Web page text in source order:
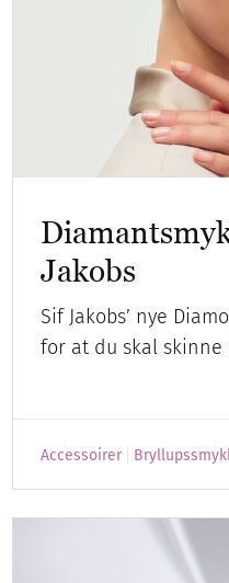
Jakobs
Sif Jakobs’ nye
for at du skal skinne
Accessoirer